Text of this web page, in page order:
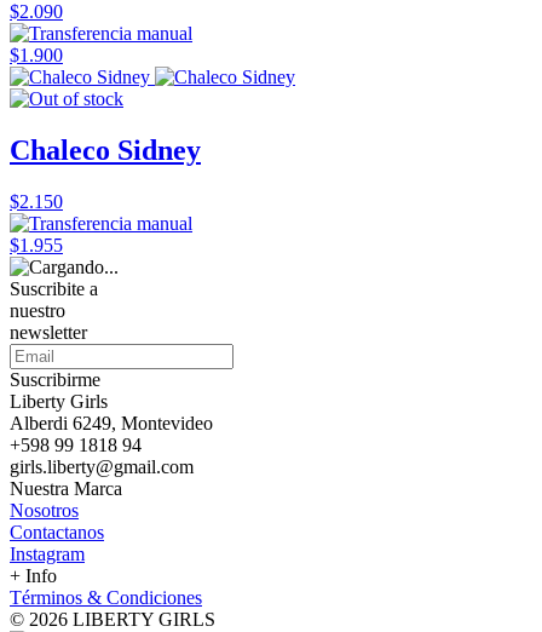
$2.090
$1.900
Chaleco Sidney
$2.150
$1.955
Suscribite a
nuestro
newsletter
Suscribirme
Liberty Girls
Alberdi 6249, Montevideo
+598 99 1818 94
girls.liberty@gmail.com
Nuestra Marca
Nosotros
Contactanos
Instagram
+ Info
Términos & Condiciones
© 2026 LIBERTY GIRLS